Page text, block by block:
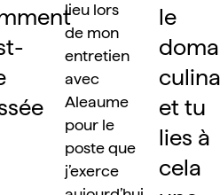
lieu lors
de mon
entretien
avec
Aleaume
pour le
poste que
j’exerce
le
et tu
lies à
cela